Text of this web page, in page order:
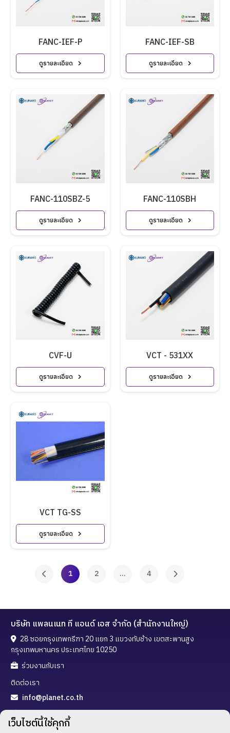
ดูรายละเอียด
FANC-IEF-P
ดูรายละเอียด
FANC-IEF-SB
ดูรายละเอียด
FANC-110SBZ-5
ดูรายละเอียด
FANC-110SBH
ดูรายละเอียด
CVF-U
ดูรายละเอียด
VCT - 531XX
ดูรายละเอียด
VCT TG-SS
1 2 ... 4
บริษัท แพลนเนท ที แอนด์ เอส จำกัด (สำนักงานใหญ่)
28 ซอยกรุงเทพกรีฑา 20 แยก 3 แขวงทับช้าง เขตสะพานสูง
กรุงเทพมหานคร ประเทศไทย 10250
ร่วมงานกับเรา
ติดต่อเรา
info@planet.co.th
02-720-3288
02-300-5323
เว็บไซต์นี้ใช้คุกกี้